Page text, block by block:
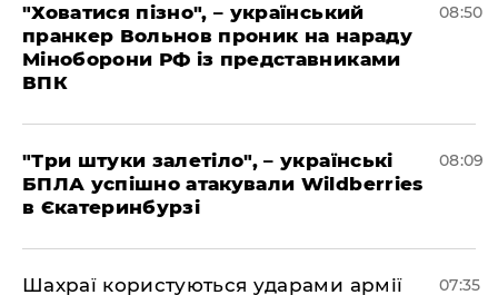
"Ховатися пізно", – український
пранкер Вольнов проник на нараду
Міноборони РФ із представниками
ВПК
08:50
"Три штуки залетіло", – українські
БПЛА успішно атакували Wildberries
в Єкатеринбурзі
08:09
Шахраї користуються ударами армії
07:35